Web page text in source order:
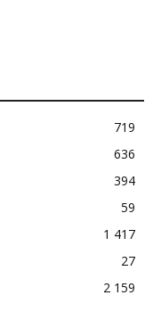
719
636
394
59
1 417
27
2 159